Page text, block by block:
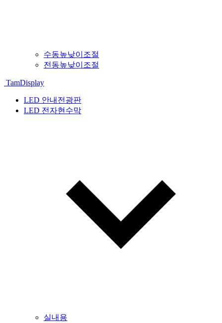
수동높낮이조절
전동높낮이조절
TamDisplay
LED 안내전광판
LED 전자현수막
실내용